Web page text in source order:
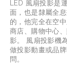
LED 風扇投影是
面，也是隸屬全
的，他完全在空
商店、購物中心
影。 風扇投影機
做投影動畫或品
問。